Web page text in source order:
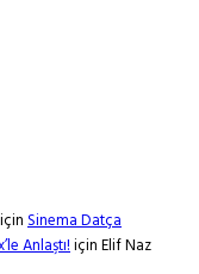
içinSinema Datça
Anlaştı!içinElif Naz